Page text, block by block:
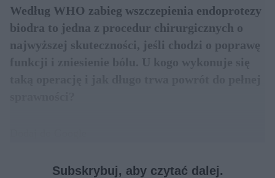
Według WHO zabieg wszczepienia endoprotezy
biodra to jedna z procedur chirurgicznych o
najwyższej skuteczności, jeśli chodzi o poprawę
Subskrybuj, aby czytać dalej.